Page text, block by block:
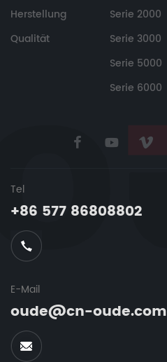
Herstellung
Qualität
Serie 2000
Serie 3000
Serie 5000
Serie 6000
Tel
+86 577 86808802
E-Mail
oude@cn-oude.com